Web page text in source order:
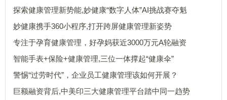
探索健康管理新势能,妙健康“数字人体”AI挑战赛夺魁
妙健康携手360小程序,打开跨屏健康管理新姿势
专注于孕育健康管理，好孕妈获近3000万元A轮融资
智能手表+保险+健康管理,三位一体撑起“健康伞”
警惕“过劳时代”，企业员工健康管理该如何开展？
巨额融资背后,中美印三大健康管理平台踏中同一趋势